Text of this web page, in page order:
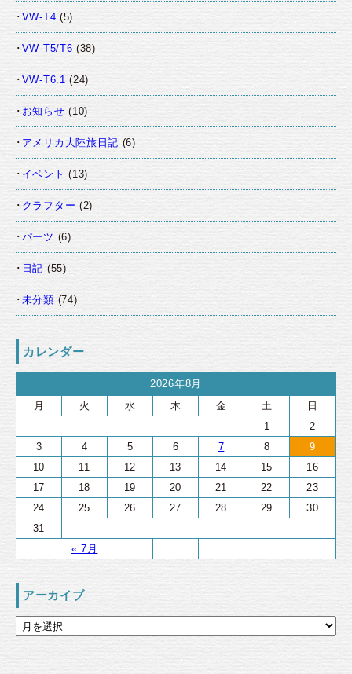
VW-T4 (5)
VW-T5/T6 (38)
VW-T6.1 (24)
お知らせ (10)
アメリカ大陸旅日記 (6)
イベント (13)
クラフター (2)
パーツ (6)
日記 (55)
未分類 (74)
カレンダー
2026年8月
月
火 水 木 金 土 日
« 7月
1
2
3
4 5 6 7 8
9
10
11 12 13 14 15
16
17
18 19 20 21 22
23
24
25 26 27 28 29
30
31
アーカイブ